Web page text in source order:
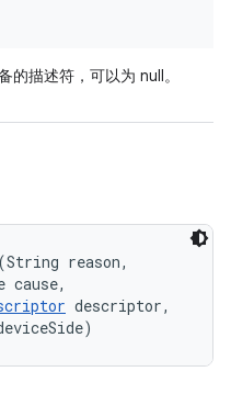
的描述符，可以为 null。
reason,
cause,
descriptor,